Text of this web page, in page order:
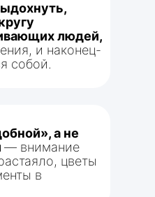
людей,
и наконец-
собой.
а не
— внимание
цветы
в